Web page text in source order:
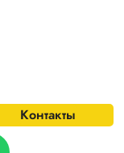
Контакты